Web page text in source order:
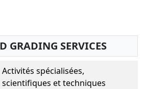
GRADING SERVICES
Activités spécialisées,
scientifiques et techniques